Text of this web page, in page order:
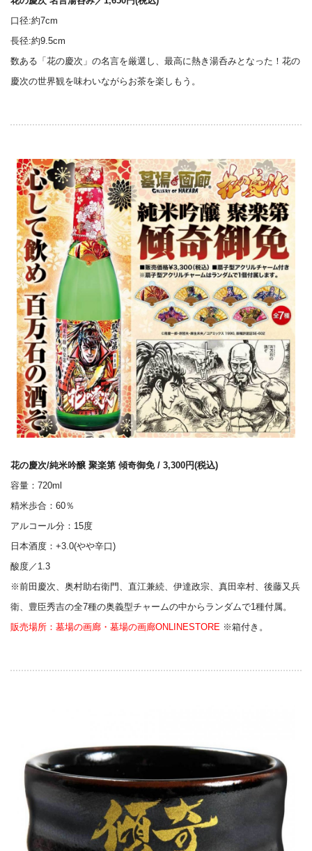
口径:約7cm
長径:約9.5cm
数ある「花の慶次」の名言を厳選し、最高に熱き湯呑みとなった！花の
慶次の世界観を味わいながらお茶を楽しもう。
花の慶次/純米吟醸 聚楽第 傾奇御免 / 3,300円(税込)
容量：720ml
精米歩合：60％
アルコール分：15度
日本酒度：+3.0(やや辛口)
酸度／1.3
※前田慶次、奥村助右衛門、直江兼続、伊達政宗、真田幸村、後藤又兵
衛、豊臣秀吉の全7種の奥義型チャームの中からランダムで1種付属。
販売場所：墓場の画廊・墓場の画廊ONLINESTORE ※箱付き。